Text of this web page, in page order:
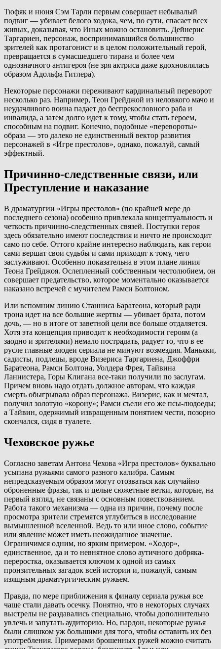
Тюфяк и нюня Сэм Тарли первым совершает небывалый
подвиг — убивает белого ходока, чем, по сути, спасает всех
живых, доказывая, что Иных можно остановить. Дейнерис
Таргариен, персонаж, воспринимавшийся большинство
зрителей как протагонист и в целом положительный герой,
превращается в сумасшедшего тирана и более чем
однозначного антигероя (не зря актриса даже вдохновлялась
образом Адольфа Гитлера).
Некоторые персонажи переживают кардинальный переворот
несколько раз. Например, Теон Грейджой из неловкого мачо и
неудачливого воина падает до беспрекословного раба и
инвалида, а затем долго идет к тому, чтобы стать героем,
способным на подвиг. Конечно, подобные «перевороты»
образа — это далеко не единственный вектор развития
персонажей в «Игре престолов», однако, пожалуй, самый
эффектный.
Причинно-следственные связи, или
Преступление и наказание
В драматургии «Игры престолов» (по крайней мере до
последнего сезона) особенно привлекала концептуальность и
четкость причинно-следственных связей. Поступки героя
здесь обязательно имеют последствия и ничто не происходит
само по себе. Оттого крайне интересно наблюдать, как герои
сами вершат свои судьбы и сами приходят к тому, чего
заслуживают. Особенно показательна в этом плане линия
Теона Грейджоя. Ослепленный собственным честолюбием, он
совершает предательство, которое моментально оказывается
наказано встречей с мучителем Рамси Болтоном.
Или вспомним линию Станниса Баратеона, который ради
трона идет на все большие жертвы — убивает брата, потом
дочь, — но в итоге от заветной цели все больше отдаляется.
Хотя эта концепция приводит к необходимости героям (а
заодно и зрителями) немало пострадать, радует то, что в ее
русле главные злодеи сериала не минуют возмездия. Маньяки,
садисты, подлецы, вроде Визериса Таргариена, Джоффри
Баратеона, Рамси Болтона, Уолдера Фрея, Тайвина
Ланнистера, Горы Клигана все-таки получили по заслугам.
Причем вновь надо отдать должное авторам, что каждая
смерть обыгрывала образ персонажа. Визерис, как и мечтал,
получил золотую «корону»; Рамси съели его же псы-людоеды;
а Тайвин, одержимый извращенным понятием чести, позорно
скончался, сидя в туалете.
Чеховское ружье
Согласно заветам Антона Чехова «Игра престолов» буквально
усыпана ружьями самого разного калибра. Самым
непредсказуемым образом могут отозваться как случайно
оброненные фразы, так и целые сюжетные ветки, которые, на
первый взгляд, не связаны с основным повествованием.
Работа такого механизма — одна из причин, почему после
просмотра зрители стремятся углубиться в исследование
вымышленной вселенной. Ведь то или иное слово, событие
или явление может иметь неожиданное значение.
Ограничимся одним, но ярким примером. «Ходор»,
единственное, да и то невнятное слово аутичного добряка-
переростка, оказывается ключом к одной из самых
пронзительных загадок всей истории и, пожалуй, самым
изящным драматургическим ружьем.
Правда, по мере приближения к финалу сериала ружья все
чаще стали давать осечку. Понятно, что в некоторых случаях
выстрелы не раздавались специально, чтобы дополнительно
увлечь и запутать аудиторию. Но, пардон, некоторые ружья
были слишком уж большими для того, чтобы оставить их без
употребления. Примерами брошенных ружей можно считать